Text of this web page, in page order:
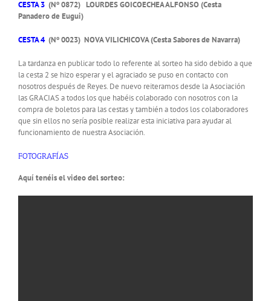
CESTA 3 (Nº 0872) LOURDES GOICOECHEA ALFONSO (Cesta
Panadero de Eugui)
CESTA 4(Nº 0023) NOVA VILICHICOVA (Cesta Sabores de Navarra)
La tardanza en publicar todo lo referente al sorteo ha sido debido a que
la cesta 2 se hizo esperar y el agraciado se puso en contacto con
nosotros después de Reyes. De nuevo reiteramos desde la Asociación
las GRACIAS a todos los que habéis colaborado con nosotros con la
compra de boletos para las cestas y también a todos los colaboradores
que sin ellos no sería posible realizar esta iniciativa para ayudar al
funcionamiento de nuestra Asociación.
FOTOGRAFÍAS
Aquí tenéis el video del sorteo: